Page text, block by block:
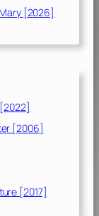
[2026]
[2006]
[2017]